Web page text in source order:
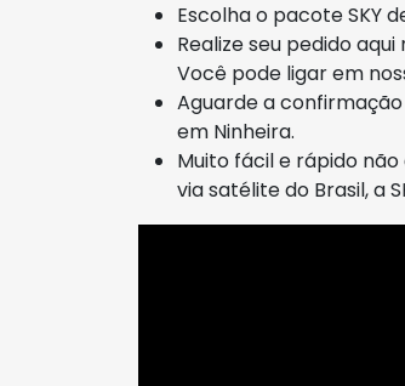
Escolha o pacote SKY
Realize seu pedido
Você pode ligar em
Aguarde a
em Ninheira.
Muito fácil e rápido
via satélite do Brasil, a